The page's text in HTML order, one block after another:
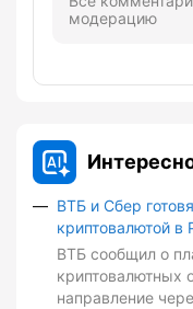
модерацию
ВТБ и Сбер
криптовалютой в
ВТБ сообщил о
криптовалютных
направление